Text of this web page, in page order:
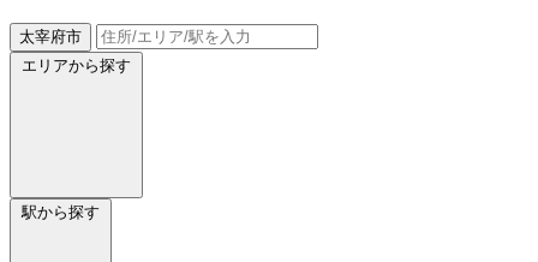
太宰府市
エリアから探す
駅から探す